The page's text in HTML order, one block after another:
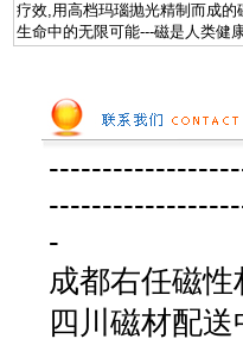
疗效,用高档玛瑙抛光精制而成的
生命中的无限可能---磁是人类健
-
成都右任磁性
四川磁材配